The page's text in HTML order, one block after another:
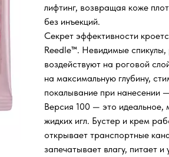
лифтинг, возвращая коже
без инъекций.
Секрет эффективности
Reedle™. Невидимые
воздействуют на роговой
на максимальную глубину,
покалывание при нанесении
Версия 100 — это идеальное,
жидких игл. Бустер и крем
открывает транспортные
запечатывает влагу, питает